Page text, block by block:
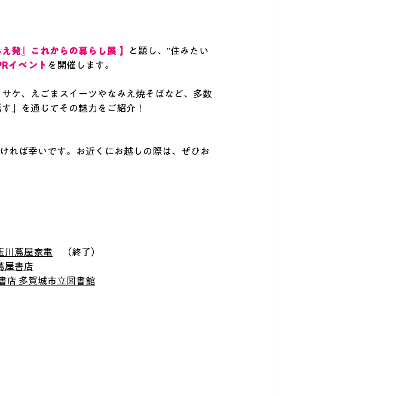
発』これからの暮らし展 】
と題し、”住みたい
イベント を開催します。
ケ、えごまスイーツやなみえ焼そばなど、多数
」を通じてその魅力をご紹介！
れば幸いです。
お近くにお越しの際は、ぜひお
川蔦屋家電 （終了）
屋書店
店 多賀城市立図書館